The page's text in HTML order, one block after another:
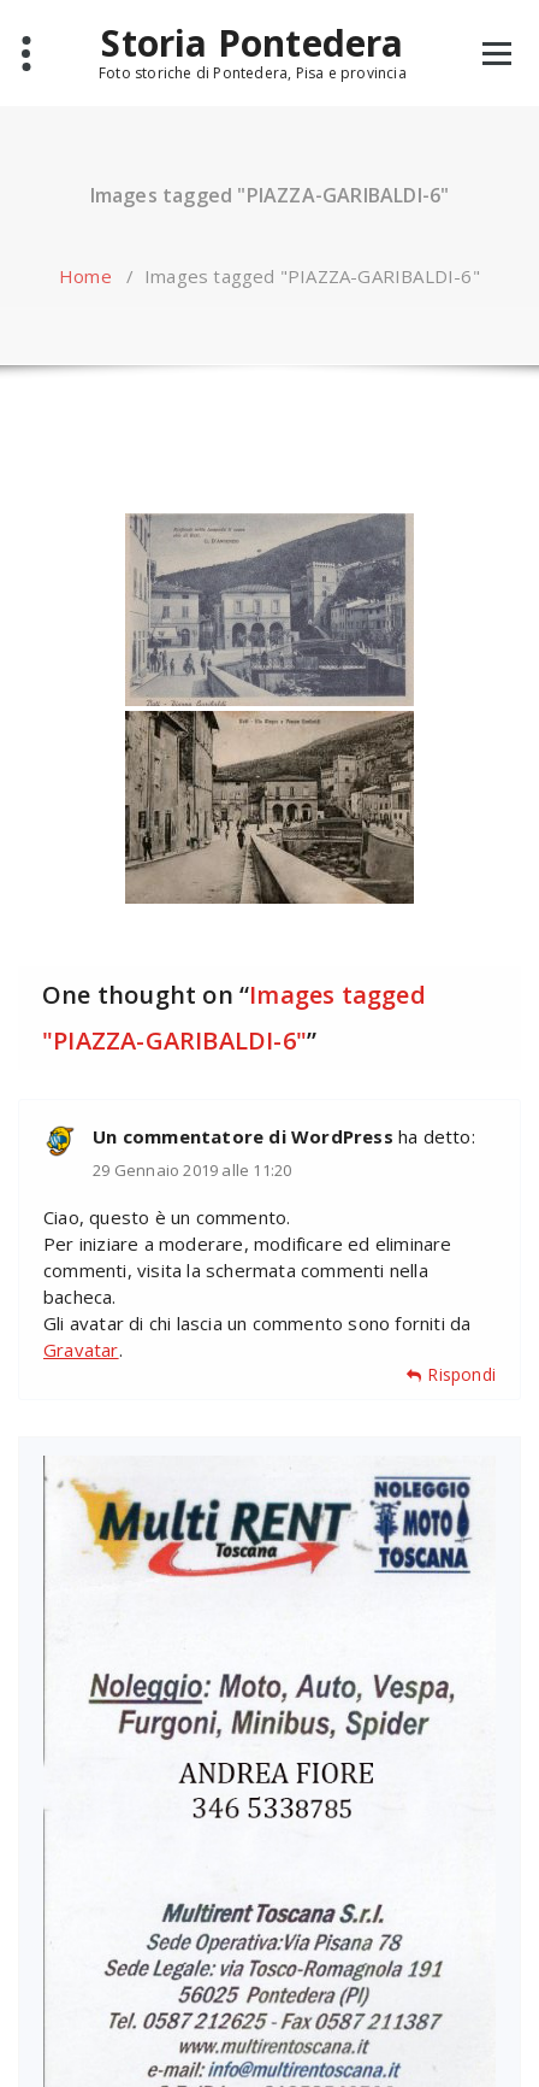
content
Storia Pontedera
Foto storiche di Pontedera, Pisa e provincia
Images tagged "PIAZZA-GARIBALDI-6"
Home / Images tagged "PIAZZA-GARIBALDI-6"
One thought on “Images tagged
"PIAZZA-GARIBALDI-6"”
Un commentatore di WordPress ha detto:
29 Gennaio 2019 alle 11:20
Ciao, questo è un commento.
Per iniziare a moderare, modificare ed eliminare
commenti, visita la schermata commenti nella
bacheca.
Gli avatar di chi lascia un commento sono forniti da
Gravatar.
Rispondi